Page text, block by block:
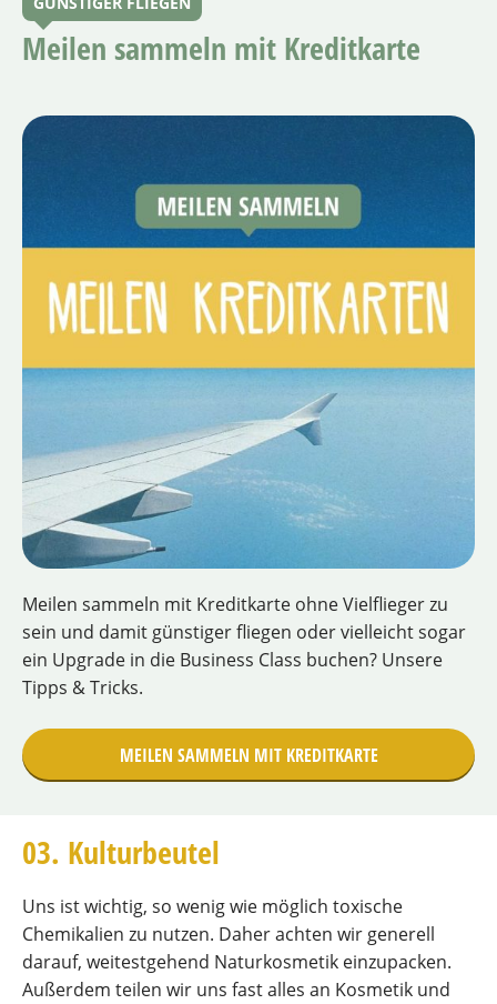
Meilen sammeln mit Kreditkarte
Meilen sammeln mit Kreditkarte ohne Vielflieger zu
sein und damit günstiger fliegen oder vielleicht sogar
ein Upgrade in die Business Class buchen? Unsere
Tipps & Tricks.
MEILEN SAMMELN MIT KREDITKARTE
03. Kulturbeutel
Uns ist wichtig, so wenig wie möglich toxische
Chemikalien zu nutzen. Daher achten wir generell
darauf, weitestgehend Naturkosmetik einzupacken.
Außerdem teilen wir uns fast alles an Kosmetik und